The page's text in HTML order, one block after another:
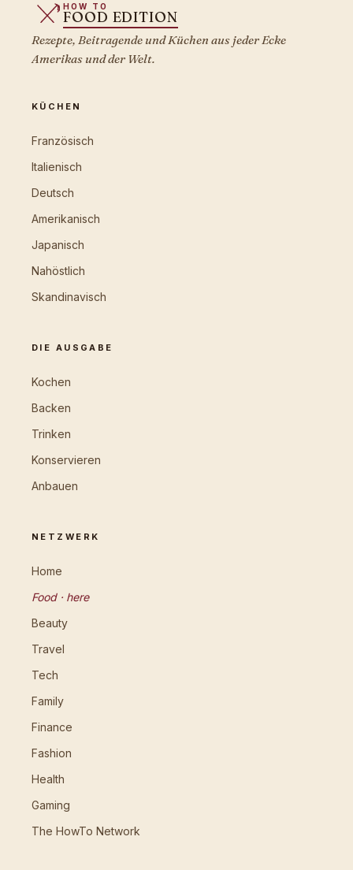
HOW TO
FOOD EDITION
Rezepte, Beitragende und Küchen aus jeder Ecke
Amerikas und der Welt.
KÜCHEN
Französisch
Italienisch
Deutsch
Amerikanisch
Japanisch
Nahöstlich
Skandinavisch
DIE AUSGABE
Kochen
Backen
Trinken
Konservieren
Anbauen
NETZWERK
Home
Food · here
Beauty
Travel
Tech
Family
Finance
Fashion
Health
Gaming
The HowTo Network